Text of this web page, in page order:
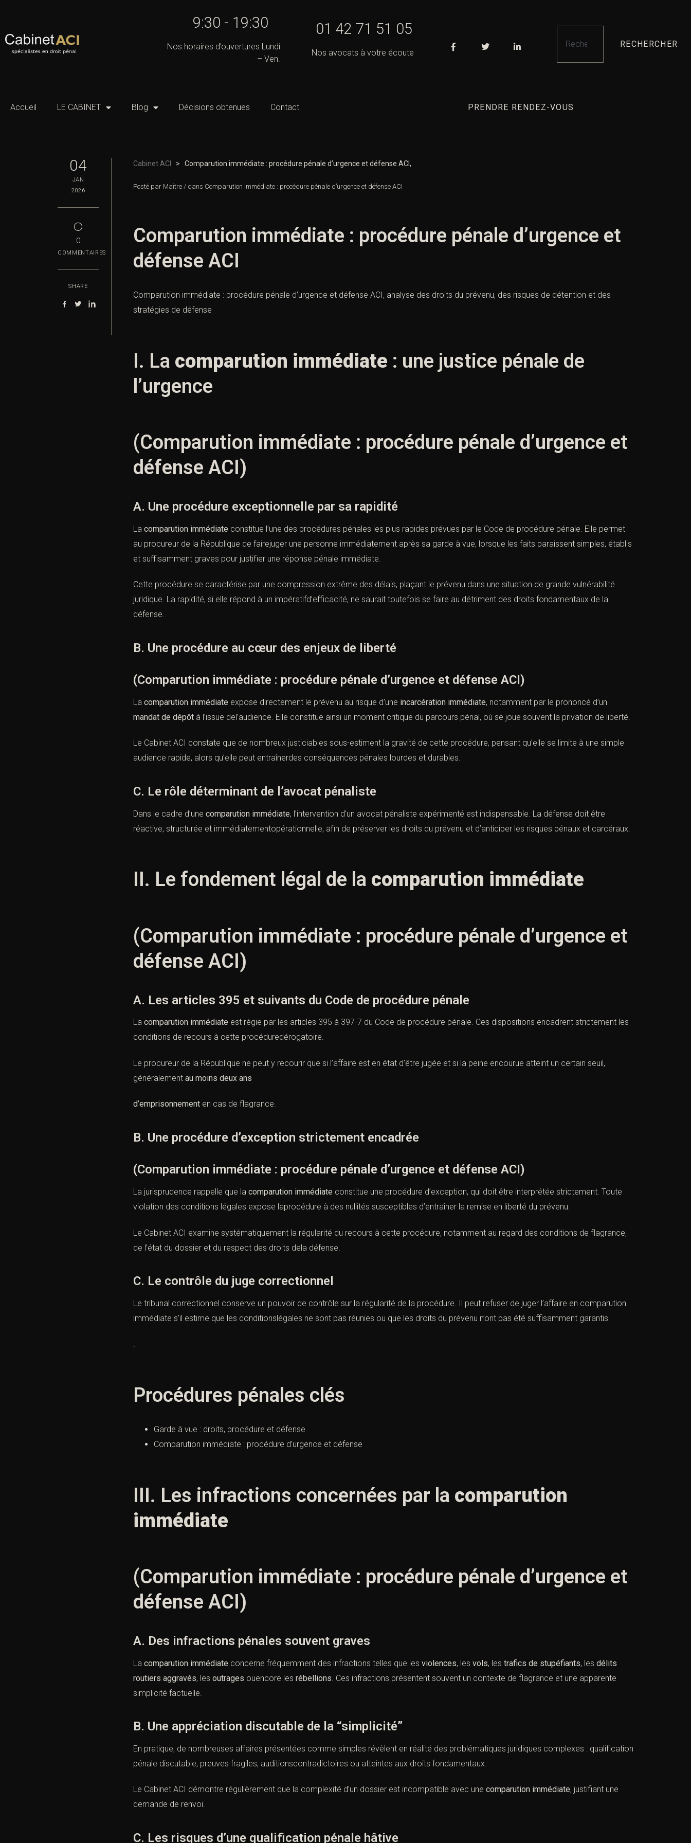
9:30 - 19:30
Nos horaires d’ouvertures Lundi
– Ven.
01 42 71 51 05
Nos avocats à votre écoute
RECHERCHER
Accueil LE CABINET Blog Décisions obtenues Contact PRENDRE RENDEZ-VOUS
04
JAN
2026
◯
0
COMMENTAIRES
SHARE
Cabinet ACI > Comparution immédiate : procédure pénale d’urgence et défense ACI,
Posté par Maître / dans Comparution immédiate : procédure pénale d’urgence et défense ACI
Comparution immédiate : procédure pénale d’urgence et
défense ACI
Comparution immédiate : procédure pénale d’urgence et défense ACI, analyse des droits du prévenu, des risques de détention et des
stratégies de défense
I. La comparution immédiate : une justice pénale de
l’urgence
(Comparution immédiate : procédure pénale d’urgence et
défense ACI)
A. Une procédure exceptionnelle par sa rapidité
La comparution immédiate constitue l’une des procédures pénales les plus rapides prévues par le Code de procédure pénale. Elle permet
au procureur de la République de fairejuger une personne immédiatement après sa garde à vue, lorsque les faits paraissent simples, établis
et suffisamment graves pour justifier une réponse pénale immédiate.
Cette procédure se caractérise par une compression extrême des délais, plaçant le prévenu dans une situation de grande vulnérabilité
juridique. La rapidité, si elle répond à un impératifd’efficacité, ne saurait toutefois se faire au détriment des droits fondamentaux de la
défense.
B. Une procédure au cœur des enjeux de liberté
(Comparution immédiate : procédure pénale d’urgence et défense ACI)
La comparution immédiate expose directement le prévenu au risque d’une incarcération immédiate, notamment par le prononcé d’un
mandat de dépôt à l’issue del’audience. Elle constitue ainsi un moment critique du parcours pénal, où se joue souvent la privation de liberté.
Le Cabinet ACI constate que de nombreux justiciables sous-estiment la gravité de cette procédure, pensant qu’elle se limite à une simple
audience rapide, alors qu’elle peut entraînerdes conséquences pénales lourdes et durables.
C. Le rôle déterminant de l’avocat pénaliste
Dans le cadre d’une comparution immédiate, l’intervention d’un avocat pénaliste expérimenté est indispensable. La défense doit être
réactive, structurée et immédiatementopérationnelle, afin de préserver les droits du prévenu et d’anticiper les risques pénaux et carcéraux.
II. Le fondement légal de la comparution immédiate
(Comparution immédiate : procédure pénale d’urgence et
défense ACI)
A. Les articles 395 et suivants du Code de procédure pénale
La comparution immédiate est régie par les articles 395 à 397-7 du Code de procédure pénale. Ces dispositions encadrent strictement les
conditions de recours à cette procéduredérogatoire.
Le procureur de la République ne peut y recourir que si l’affaire est en état d’être jugée et si la peine encourue atteint un certain seuil,
généralement au moins deux ans
d’emprisonnement en cas de flagrance.
B. Une procédure d’exception strictement encadrée
(Comparution immédiate : procédure pénale d’urgence et défense ACI)
La jurisprudence rappelle que la comparution immédiate constitue une procédure d’exception, qui doit être interprétée strictement. Toute
violation des conditions légales expose laprocédure à des nullités susceptibles d’entraîner la remise en liberté du prévenu.
Le Cabinet ACI examine systématiquement la régularité du recours à cette procédure, notamment au regard des conditions de flagrance,
de l’état du dossier et du respect des droits dela défense.
C. Le contrôle du juge correctionnel
Le tribunal correctionnel conserve un pouvoir de contrôle sur la régularité de la procédure. Il peut refuser de juger l’affaire en comparution
immédiate s’il estime que les conditionslégales ne sont pas réunies ou que les droits du prévenu n’ont pas été suffisamment garantis
.
Procédures pénales clés
Garde à vue : droits, procédure et défense
Comparution immédiate : procédure d’urgence et défense
III. Les infractions concernées par la comparution
immédiate
(Comparution immédiate : procédure pénale d’urgence et
défense ACI)
A. Des infractions pénales souvent graves
La comparution immédiate concerne fréquemment des infractions telles que les violences, les vols, les trafics de stupéfiants, les délits
routiers aggravés, les outrages ouencore les rébellions . Ces infractions présentent souvent un contexte de flagrance et une apparente
simplicité factuelle.
B. Une appréciation discutable de la “simplicité”
En pratique, de nombreuses affaires présentées comme simples révèlent en réalité des problématiques juridiques complexes : qualification
pénale discutable, preuves fragiles, auditionscontradictoires ou atteintes aux droits fondamentaux.
Le Cabinet ACI démontre régulièrement que la complexité d’un dossier est incompatible avec une comparution immédiate, justifiant une
demande de renvoi.
C. Les risques d’une qualification pénale hâtive